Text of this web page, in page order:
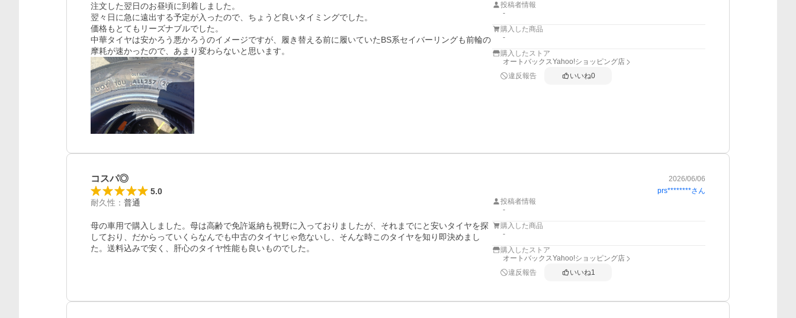
注文した翌日のお昼頃に到着しました。
翌々日に急に遠出する予定が入ったので、ちょうど良いタイミングでした。
価格もとてもリーズナブルでした。
中華タイヤは安かろう悪かろうのイメージですが、履き替える前に履いていたBS系セイバーリングも前輪の
摩耗が速かったので、あまり変わらないと思います。
投稿者情報
-
購入した商品
-
購入したストア
オートバックスYahoo!ショッピング店
違反報告
いいね0
コスパ◎ 2026/06/06
5.0 prs********さん
耐久性 ： 普通
母の車用で購入しました。母は高齢で免許返納も視野に入っておりましたが、それまでにと安いタイヤを探
しており、だからっていくらなんでも中古のタイヤじゃ危ないし、そんな時このタイヤを知り即決めまし
た。送料込みで安く、肝心のタイヤ性能も良いものでした。
投稿者情報
-
購入した商品
-
購入したストア
オートバックスYahoo!ショッピング店
違反報告
いいね1